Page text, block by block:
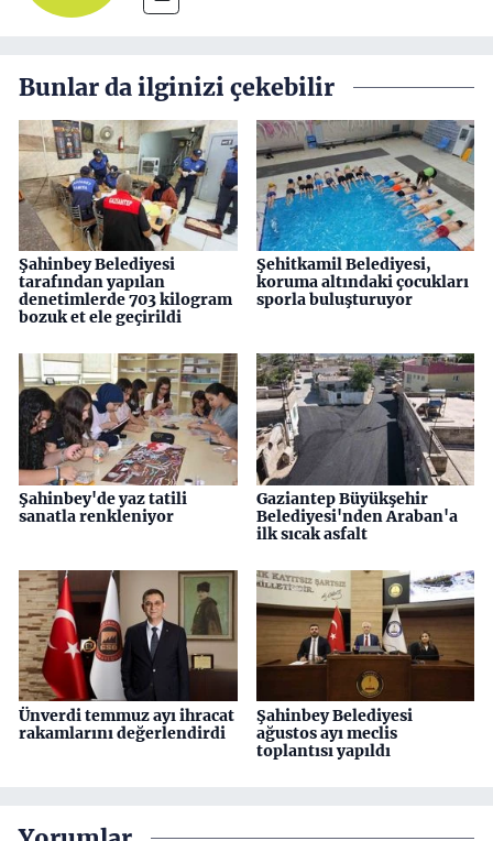
Bunlar da ilginizi çekebilir
Şahinbey Belediyesi
tarafından yapılan
denetimlerde 703 kilogram
bozuk et ele geçirildi
Şehitkamil Belediyesi,
koruma altındaki çocukları
sporla buluşturuyor
Şahinbey'de yaz tatili
sanatla renkleniyor
Gaziantep Büyükşehir
Belediyesi'nden Araban'a
ilk sıcak asfalt
Ünverdi temmuz ayı ihracat
rakamlarını değerlendirdi
Şahinbey Belediyesi
ağustos ayı meclis
toplantısı yapıldı